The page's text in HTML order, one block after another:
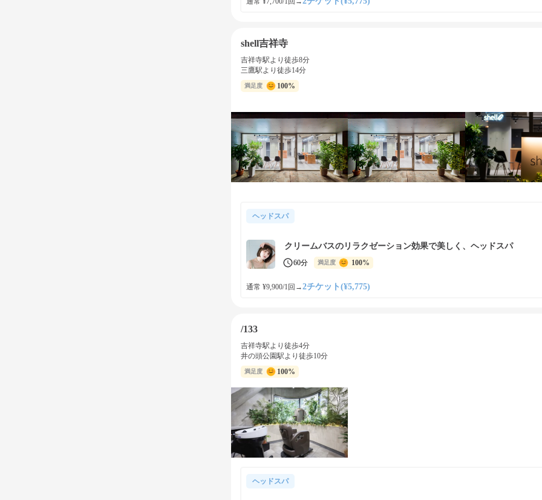
shell吉祥寺
吉祥寺駅より徒歩8分
三鷹駅より徒歩14分
満足度 100%
ヘッドスパ
クリームバスのリラクゼーション効果で美しく、ヘッドスパ
60分 満足度 100%
通常 ¥9,900/1回 →2チケット(¥5,775)
/133
吉祥寺駅より徒歩4分
井の頭公園駅より徒歩10分
満足度 100%
ヘッドスパ